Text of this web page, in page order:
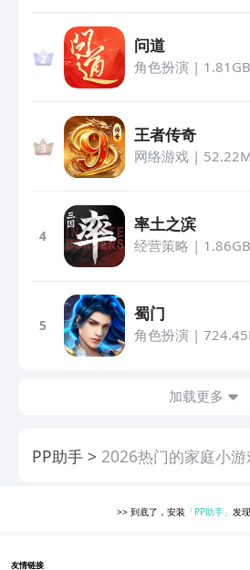
问道
角色扮演 | 1.81GB
王者传奇
网络游戏|
4
率土之滨
经营策略 | 1.86GB
5
蜀门
角色扮演 |
加载更多
PP助手 2026热门的家庭小
>> 到底了，安装 「PP助手」 发
友情链接